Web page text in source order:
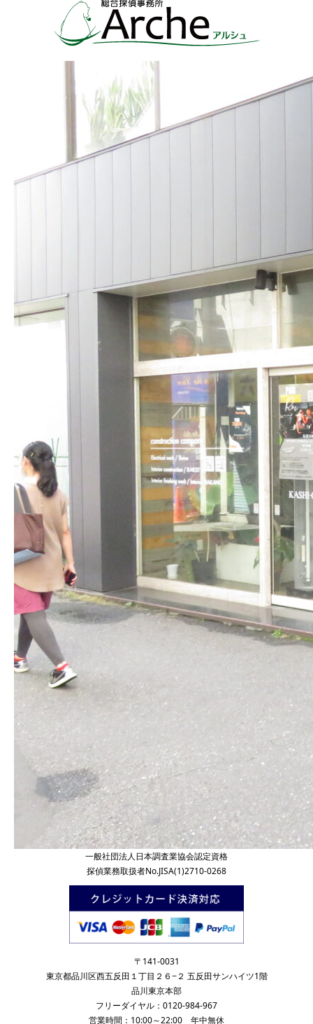
一般社団法人日本調査業協会認定資格
探偵業務取扱者No.JISA(1)2710-0268
〒141-0031
東京都品川区西五反田１丁目２６−２ 五反田サンハイツ1階
品川東京本部
フリーダイヤル：0120-984-967
営業時間：10:00～22:00 年中無休